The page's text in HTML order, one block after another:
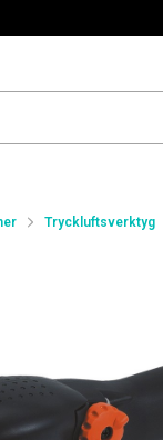
Tryckluftsverktyg